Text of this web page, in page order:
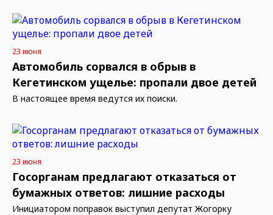
23 июня
Автомобиль сорвался в обрыв в
Кегетинском ущелье: пропали двое детей
В настоящее время ведутся их поиски.
23 июня
Госорганам предлагают отказаться от
бумажных ответов: лишние расходы
Инициатором поправок выступил депутат Жогорку